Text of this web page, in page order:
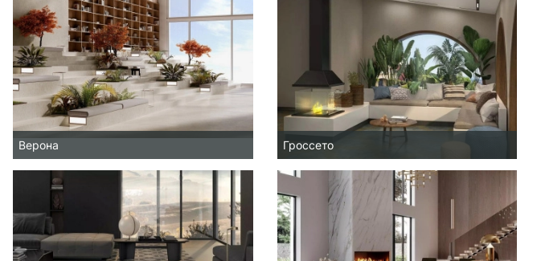
Верона Гроссето